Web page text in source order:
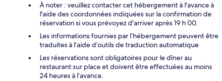
À noter : veuillez contacter cet hébergement à l'avance à
l'aide des coordonnées indiquées sur la confirmation de
réservation si vous prévoyez d'arriver après 19 h 00.
Les informations fournies par l’hébergement peuvent être
traduites à l’aide d’outils de traduction automatique
Les réservations sont obligatoires pour le dîner au
restaurant sur place et doivent être effectuées au moins
24 heures à l’avance.